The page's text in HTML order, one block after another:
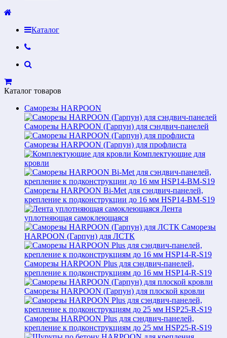
Каталог
Каталог товаров
Саморезы HARPOON
Саморезы HARPOON (Гарпун) для сэндвич-панелей
Саморезы HARPOON (Гарпун) для профлиста
Комплектующие для
кровли
Саморезы HARPOON Bi-Met для сэндвич-панелей,
крепление к подконструкции до 16 мм HSP14-BM-S19
Лента
уплотняющая самоклеющаяся
Саморезы
HARPOON (Гарпун) для ЛСТК
Саморезы HARPOON Plus для сэндвич-панелей,
крепление к подконструкциям до 16 мм HSP14-R-S19
Саморезы HARPOON (Гарпун) для плоской кровли
Саморезы HARPOON Plus для сэндвич-панелей,
крепление к подконструкциям до 25 мм HSP25-R-S19